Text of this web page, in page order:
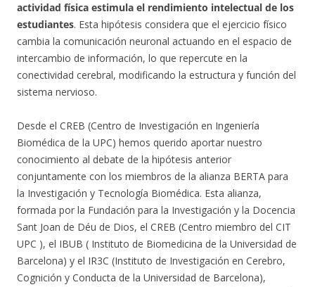
actividad física estimula el rendimiento intelectual de los
estudiantes. Esta hipótesis considera que el ejercicio físico
cambia la comunicación neuronal actuando en el espacio de
intercambio de información, lo que repercute en la
conectividad cerebral, modificando la estructura y función del
sistema nervioso.
Desde el CREB (Centro de Investigación en Ingeniería
Biomédica de la UPC) hemos querido aportar nuestro
conocimiento al debate de la hipótesis anterior
conjuntamente con los miembros de la alianza BERTA para
la Investigación y Tecnología Biomédica. Esta alianza,
formada por la Fundación para la Investigación y la Docencia
Sant Joan de Déu de Dios, el CREB (Centro miembro del CIT
UPC ), el IBUB ( Instituto de Biomedicina de la Universidad de
Barcelona) y el IR3C (Instituto de Investigación en Cerebro,
Cognición y Conducta de la Universidad de Barcelona),